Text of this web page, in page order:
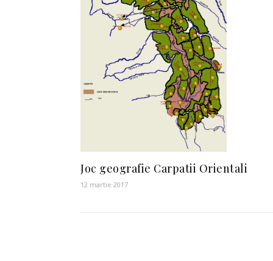
Joc geografie Carpatii Orientali
12 martie 2017